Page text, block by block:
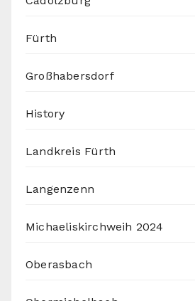
Fürth
Großhabersdorf
History
Landkreis Fürth
Langenzenn
Michaeliskirchweih 2024
Oberasbach